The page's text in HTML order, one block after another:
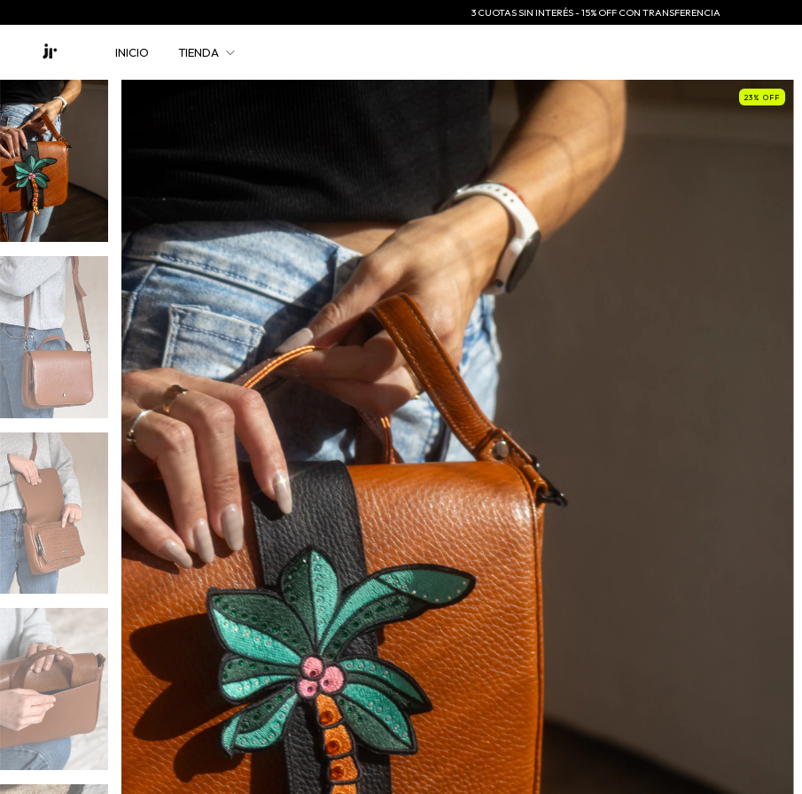
3 CUOTAS SIN INTERÉS - 15% OFF CON TRANSFERENCIA
INICIO TIENDA
23% OFF